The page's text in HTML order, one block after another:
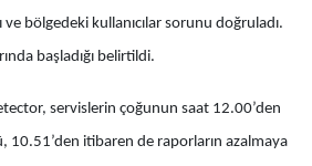
bölgedeki kullanıcılar sorunu doğruladı.
başladığı belirtildi.
servislerin çoğunun saat 12.00’den
itibaren de raporların azalmaya